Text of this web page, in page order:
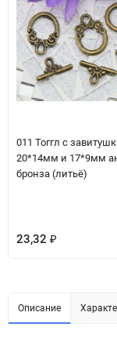
011 Тоггл с
20*14мм и 17*9мм
бронза (литьё)
23,32 ₽
Описание